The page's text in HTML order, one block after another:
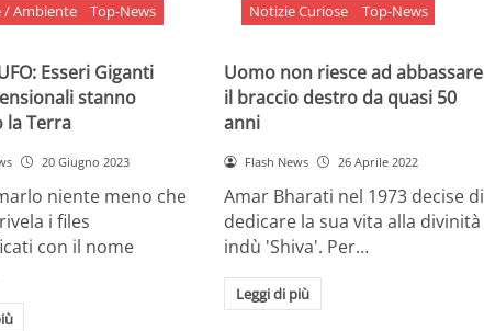
/ Ambiente Top-News
Esseri Giganti
stanno
la Terra
20 Giugno 2023
niente meno che
i files
con il nome
Notizie Curiose Top-News
Uomo non riesce ad abbassare
il braccio destro da quasi 50
anni
Flash News 26 Aprile 2022
Amar Bharati nel 1973 decise di
dedicare la sua vita alla divinità
indù 'Shiva'. Per…
Leggi di più